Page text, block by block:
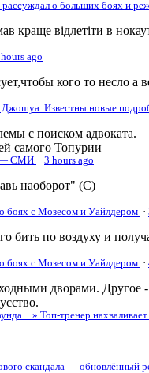
о больших боях и
краще відлетіти в
ago
кого то несло а
Известны новые
с поиском адвоката.
самого Топурии
— СМИ · 3 hours ago
наоборот" (С)
боях с Мозесом и Уайлдером ·
бить по воздуху и
боях с Мозесом и Уайлдером ·
дворами. Другое
Топ-тренер
скандала — обновлённый